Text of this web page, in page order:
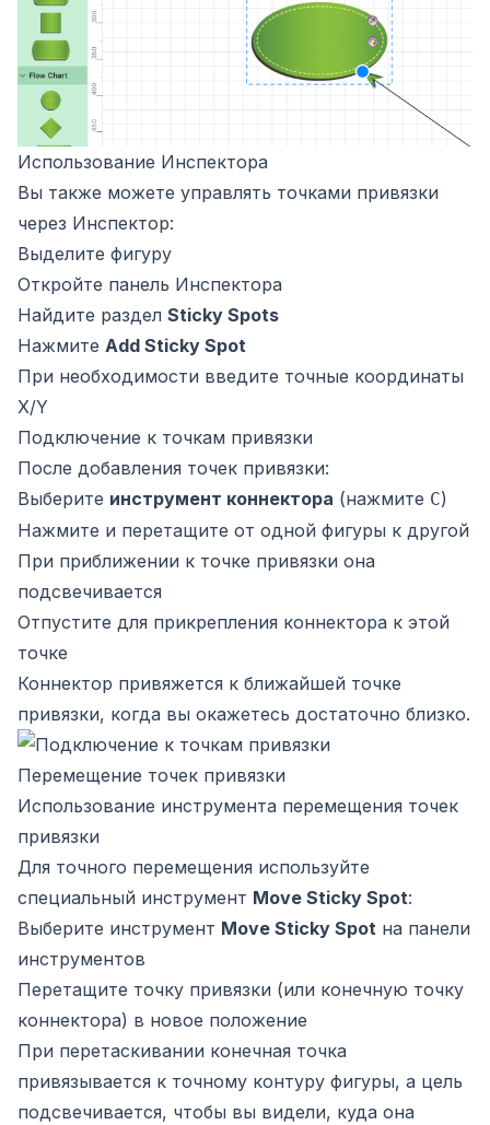
Использование Инспектора
Вы также можете управлять точками привязки
через Инспектор:
Выделите фигуру
Откройте панель Инспектора
Найдите раздел Sticky Spots
Нажмите Add Sticky Spot
При необходимости введите точные координаты
X/Y
Подключение к точкам привязки
После добавления точек привязки:
Выберите инструмент коннектора (нажмите C)
Нажмите и перетащите от одной фигуры к другой
При приближении к точке привязки она
подсвечивается
Отпустите для прикрепления коннектора к этой
точке
Коннектор привяжется к ближайшей точке
привязки, когда вы окажетесь достаточно близко.
Перемещение точек привязки
Использование инструмента перемещения точек
привязки
Для точного перемещения используйте
специальный инструмент Move Sticky Spot:
Выберите инструмент Move Sticky Spot на панели
инструментов
Перетащите точку привязки (или конечную точку
коннектора) в новое положение
При перетаскивании конечная точка
привязывается к точному контуру фигуры, а цель
подсвечивается, чтобы вы видели, куда она